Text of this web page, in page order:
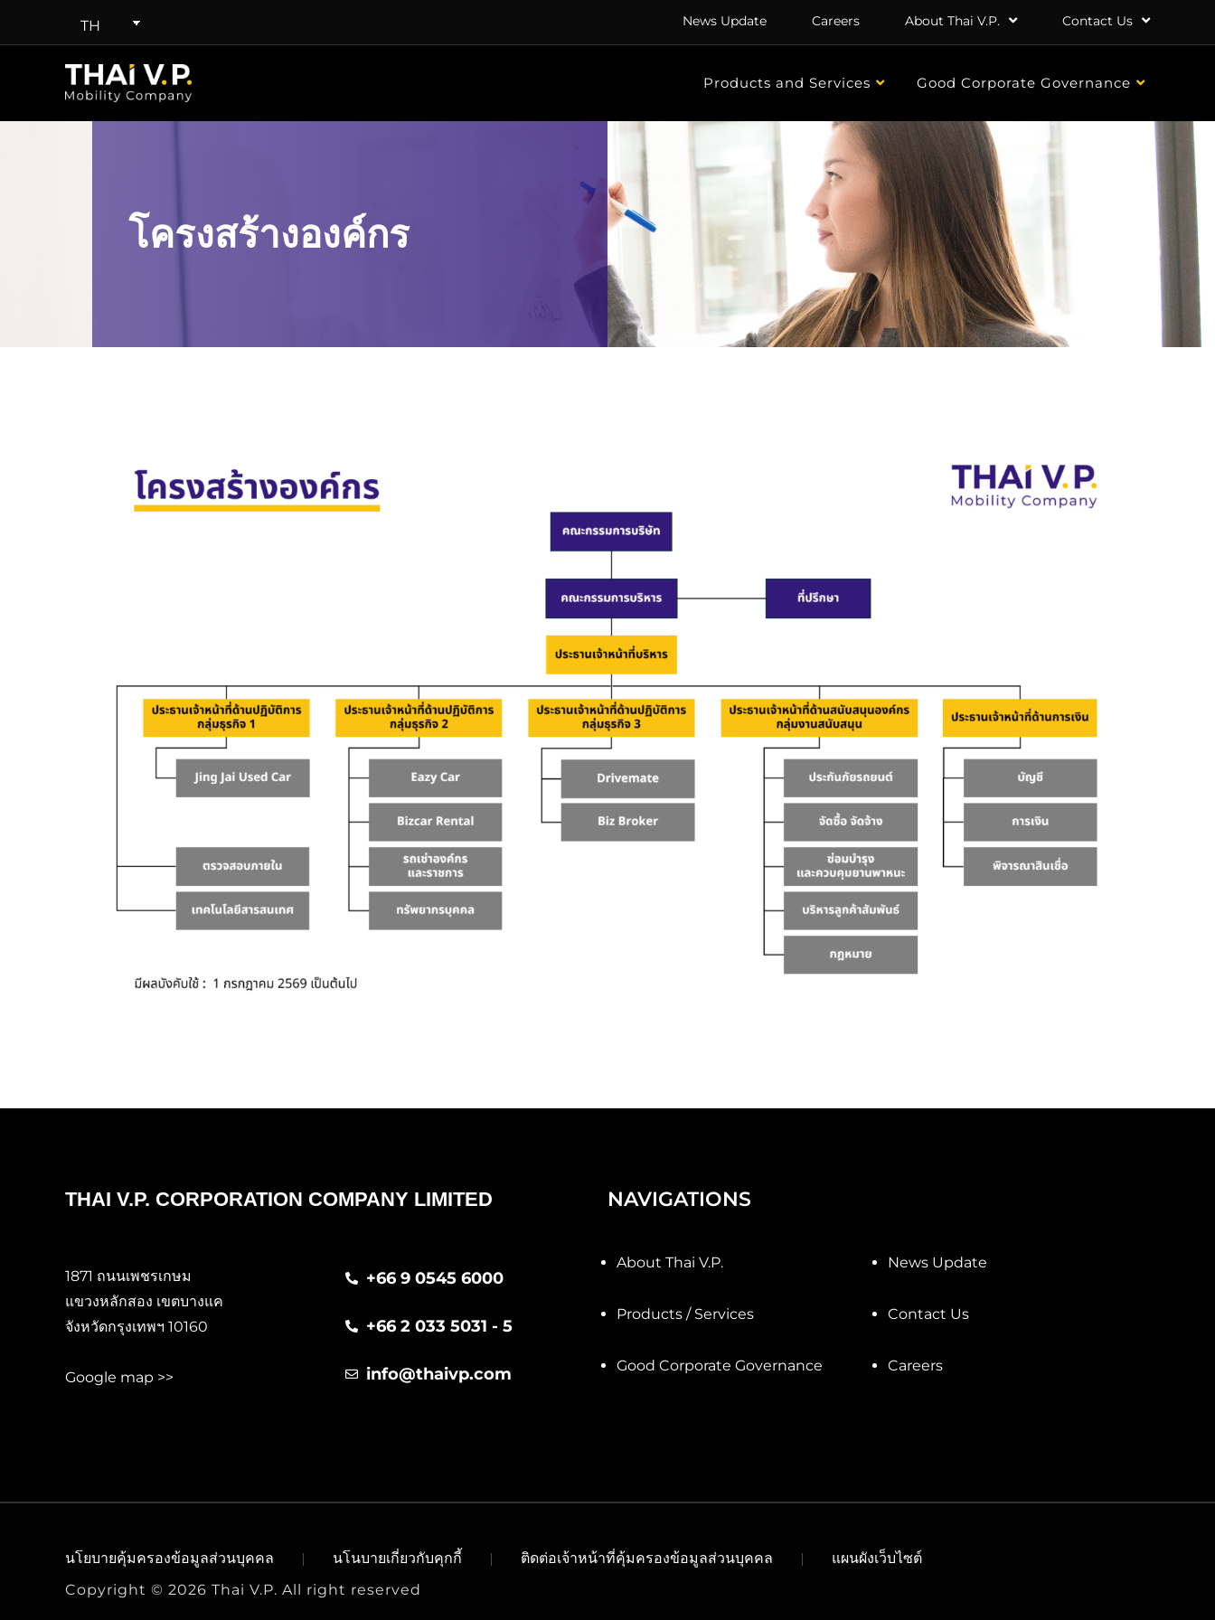
TH News Update Careers About Thai V.P. Contact Us
Products and Services Good Corporate Governance
โครงสร้างองค์กร
THAI V.P. CORPORATION COMPANY LIMITED
1871 ถนนเพชรเกษม
แขวงหลักสอง เขตบางแค
จังหวัดกรุงเทพฯ 10160
Google map >>
+66 9 0545 6000
+66 2 033 5031 - 5
info@thaivp.com
NAVIGATIONS
About Thai V.P.
Products / Services
Good Corporate Governance
News Update
Contact Us
Careers
นโยบายคุ้มครองข้อมูลส่วนบุคคล นโนบายเกี่ยวกับคุกกี้ ติดต่อเจ้าหน้าที่คุ้มครองข้อมูลส่วนบุคคล
แผนผังเว็บไซต์
Copyright © 2026 Thai V.P. All right reserved